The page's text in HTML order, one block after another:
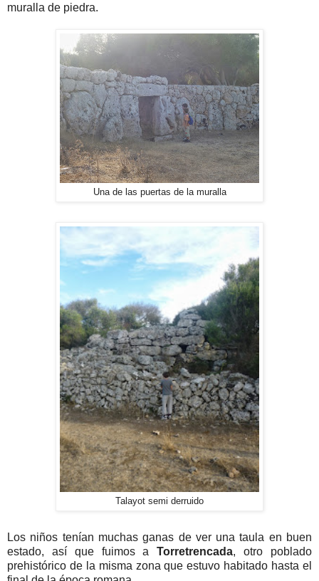
muralla de piedra.
Una de las puertas de la muralla
Talayot semi derruido
Los niños tenían muchas ganas de ver una taula en buen
estado, así que fuimos aTorretrencada, otro poblado
prehistórico de la misma zona que estuvo habitado hasta el